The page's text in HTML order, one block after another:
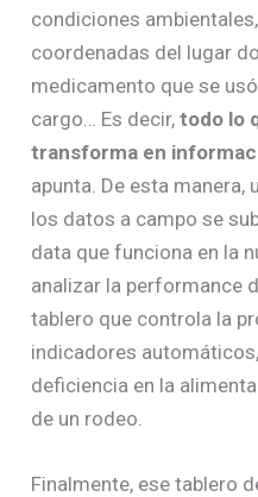
condiciones
coordenadas del lugar
medicamento que se
cargo… Es decir,todo lo
transforma en
apunta. De esta manera,
los datos a campo se
data que funciona en la
analizar la performance
tablero que controla la
indicadores
deficiencia en la
de un rodeo.
Finalmente, ese tablero